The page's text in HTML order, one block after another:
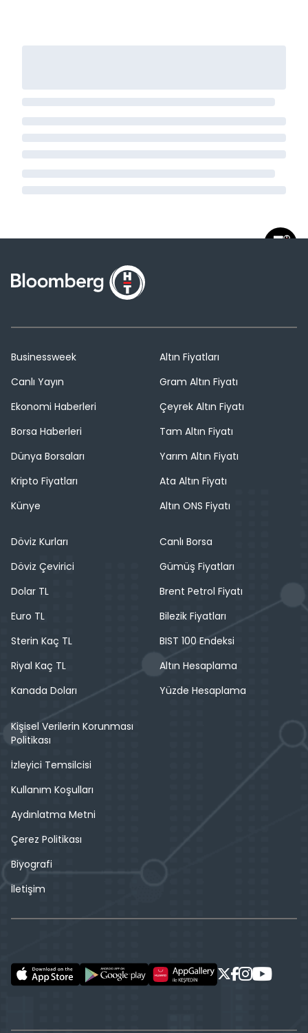
Businessweek
Canlı Yayın
Ekonomi Haberleri
Borsa Haberleri
Dünya Borsaları
Kripto Fiyatları
Künye
Altın Fiyatları
Gram Altın Fiyatı
Çeyrek Altın Fiyatı
Tam Altın Fiyatı
Yarım Altın Fiyatı
Ata Altın Fiyatı
Altın ONS Fiyatı
Döviz Kurları
Döviz Çevirici
Dolar TL
Euro TL
Sterin Kaç TL
Riyal Kaç TL
Kanada Doları
Canlı Borsa
Gümüş Fiyatları
Brent Petrol Fiyatı
Bilezik Fiyatları
BIST 100 Endeksi
Altın Hesaplama
Yüzde Hesaplama
Kişisel Verilerin Korunması
Politikası
İzleyici Temsilcisi
Kullanım Koşulları
Aydınlatma Metni
Çerez Politikası
Biyografi
İletişim